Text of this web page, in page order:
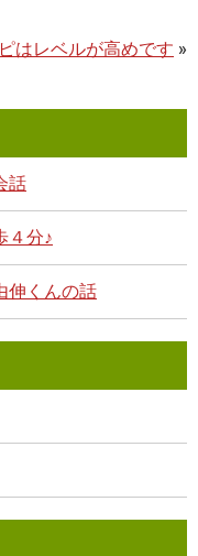
はレベルが高めです »
話
４分♪
伸くんの話